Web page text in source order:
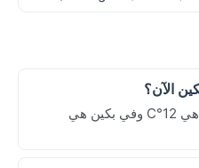
الآن؟
حاليًا، درجة الحرارة في زيورخ هي 12°C وفي بكين هي